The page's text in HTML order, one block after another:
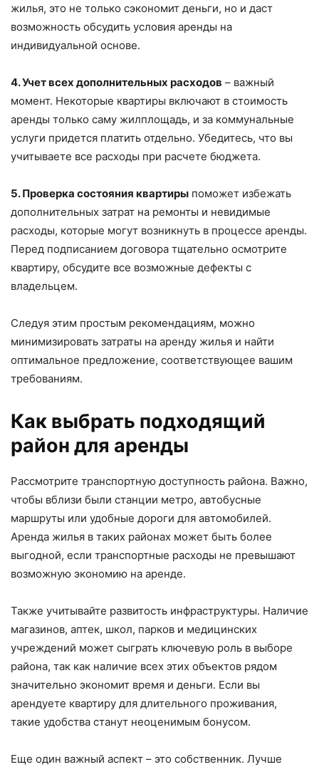
жилья, это не только сэкономит деньги, но и даст
возможность обсудить условия аренды на
индивидуальной основе.
4. Учет всех дополнительных расходов – важный
момент. Некоторые квартиры включают в стоимость
аренды только саму жилплощадь, и за коммунальные
услуги придется платить отдельно. Убедитесь, что вы
учитываете все расходы при расчете бюджета.
5. Проверка состояния квартиры поможет избежать
дополнительных затрат на ремонты и невидимые
расходы, которые могут возникнуть в процессе аренды.
Перед подписанием договора тщательно осмотрите
квартиру, обсудите все возможные дефекты с
владельцем.
Следуя этим простым рекомендациям, можно
минимизировать затраты на аренду жилья и найти
оптимальное предложение, соответствующее вашим
требованиям.
Как выбрать подходящий
район для аренды
Рассмотрите транспортную доступность района. Важно,
чтобы вблизи были станции метро, автобусные
маршруты или удобные дороги для автомобилей.
Аренда жилья в таких районах может быть более
выгодной, если транспортные расходы не превышают
возможную экономию на аренде.
Также учитывайте развитость инфраструктуры. Наличие
магазинов, аптек, школ, парков и медицинских
учреждений может сыграть ключевую роль в выборе
района, так как наличие всех этих объектов рядом
значительно экономит время и деньги. Если вы
арендуете квартиру для длительного проживания,
такие удобства станут неоценимым бонусом.
Еще один важный аспект – это собственник. Лучше